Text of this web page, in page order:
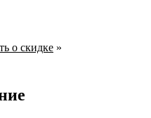
о скидке »